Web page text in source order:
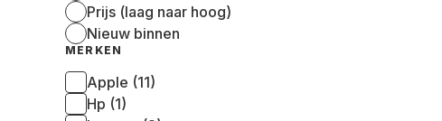
Prijs (laag naar hoog)
Nieuw binnen
MERKEN
Apple (11)
Hp (1)